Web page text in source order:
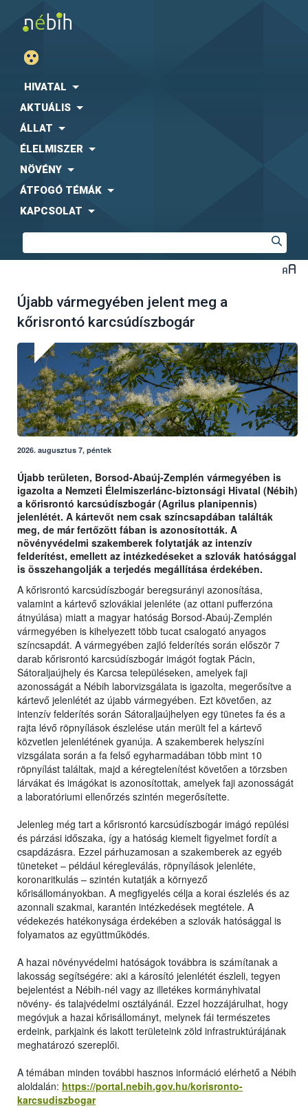
HIVATAL
AKTUÁLIS
ÁLLAT
ÉLELMISZER
NÖVÉNY
ÁTFOGÓ TÉMÁK
KAPCSOLAT
Újabb vármegyében jelent meg a
kőrisrontó karcsúdíszbogár
2026. augusztus 7, péntek
Újabb területen, Borsod-Abaúj-Zemplén vármegyében is
igazolta a Nemzeti Élelmiszerlánc-biztonsági Hivatal (Nébih)
a kőrisrontó karcsúdíszbogár (Agrilus planipennis)
jelenlétét. A kártevőt nem csak színcsapdában találták
meg, de már fertőzött fában is azonosították. A
növényvédelmi szakemberek folytatják az intenzív
felderítést, emellett az intézkedéseket a szlovák hatósággal
is összehangolják a terjedés megállítása érdekében.
A kőrisrontó karcsúdíszbogár beregsurányi azonosítása,
valamint a kártevő szlovákiai jelenléte (az ottani pufferzóna
átnyúlása) miatt a magyar hatóság Borsod-Abaúj-Zemplén
vármegyében is kihelyezett több tucat csalogató anyagos
színcsapdát. A vármegyében zajló felderítés során először 7
darab kőrisrontó karcsúdíszbogár imágót fogtak Pácin,
Sátoraljaújhely és Karcsa településeken, amelyek faji
azonosságát a Nébih laborvizsgálata is igazolta, megerősítve a
kártevő jelenlétét az újabb vármegyében. Ezt követően, az
intenzív felderítés során Sátoraljaújhelyen egy tünetes fa és a
rajta lévő röpnyílások észlelése után merült fel a kártevő
közvetlen jelenlétének gyanúja. A szakemberek helyszíni
vizsgálata során a fa felső egyharmadában több mint 10
röpnyílást találtak, majd a kéregtelenítést követően a törzsben
lárvákat és imágókat is azonosítottak, amelyek faji azonosságát
a laboratóriumi ellenőrzés szintén megerősítette.
Jelenleg még tart a kőrisrontó karcsúdíszbogár imágó repülési
és párzási időszaka, így a hatóság kiemelt figyelmet fordít a
csapdázásra. Ezzel párhuzamosan a szakemberek az egyéb
tüneteket – például kéregleválás, röpnyílások jelenléte,
koronaritkulás – szintén kutatják a környező
kőrisállományokban. A megfigyelés célja a korai észlelés és az
azonnali szakmai, karantén intézkedések megtétele. A
védekezés hatékonysága érdekében a szlovák hatósággal is
folyamatos az együttműködés.
A hazai növényvédelmi hatóságok továbbra is számítanak a
lakosság segítségére: aki a károsító jelenlétét észleli, tegyen
bejelentést a Nébih-nél vagy az illetékes kormányhivatal
növény- és talajvédelmi osztályánál. Ezzel hozzájárulhat, hogy
megóvjuk a hazai kőrisállományt, melynek fái természetes
erdeink, parkjaink és lakott területeink zöld infrastruktúrájának
meghatározó szereplői.
A témában minden további hasznos információ elérhető a Nébih
aloldalán: https://portal.nebih.gov.hu/korisronto-
karcsudiszbogar